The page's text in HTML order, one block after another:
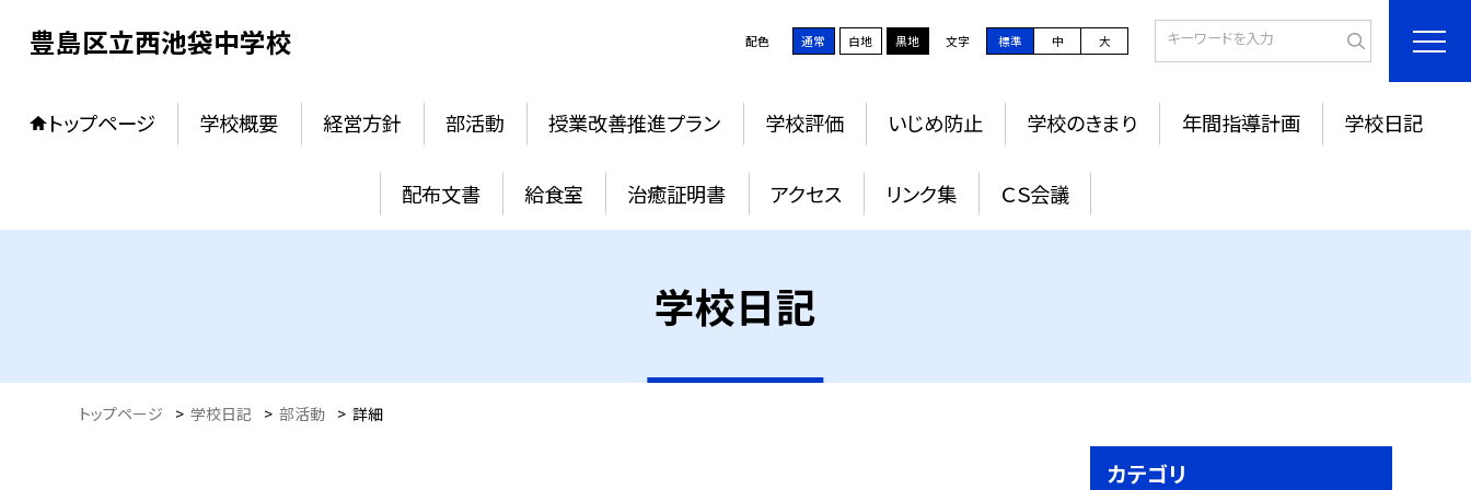
豊島区立西池袋中学校 配色 通常 白地 黒地 文字 標準 中 大
トップページ 学校概要 経営方針 部活動 授業改善推進プラン 学校評価 いじめ防止 学校のきまり 年間指導計画 学校日記
配布文書 給食室 治癒証明書 アクセス リンク集 ＣＳ会議
学校日記
トップページ > 学校日記 > 部活動 > 詳細
カテゴリ